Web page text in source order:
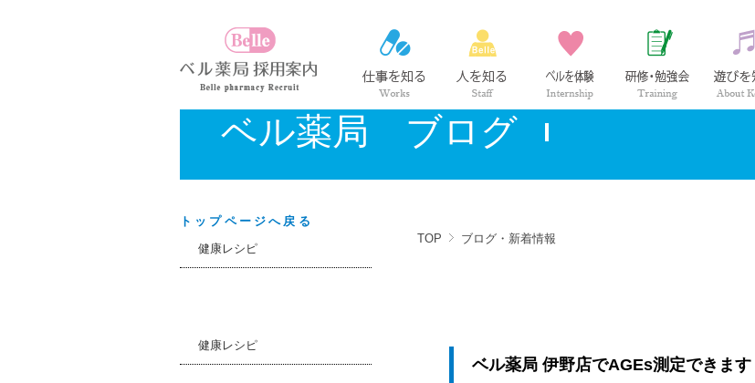
ベル薬局の仕事 社員紹介 インターンシップ 研修・勉強会
ベル薬局 ブログ
TOP ブログ・新着情報
ベル薬局 伊野店でAGEs測定できます
トップページへ戻る
健康レシピ
健康レシピ